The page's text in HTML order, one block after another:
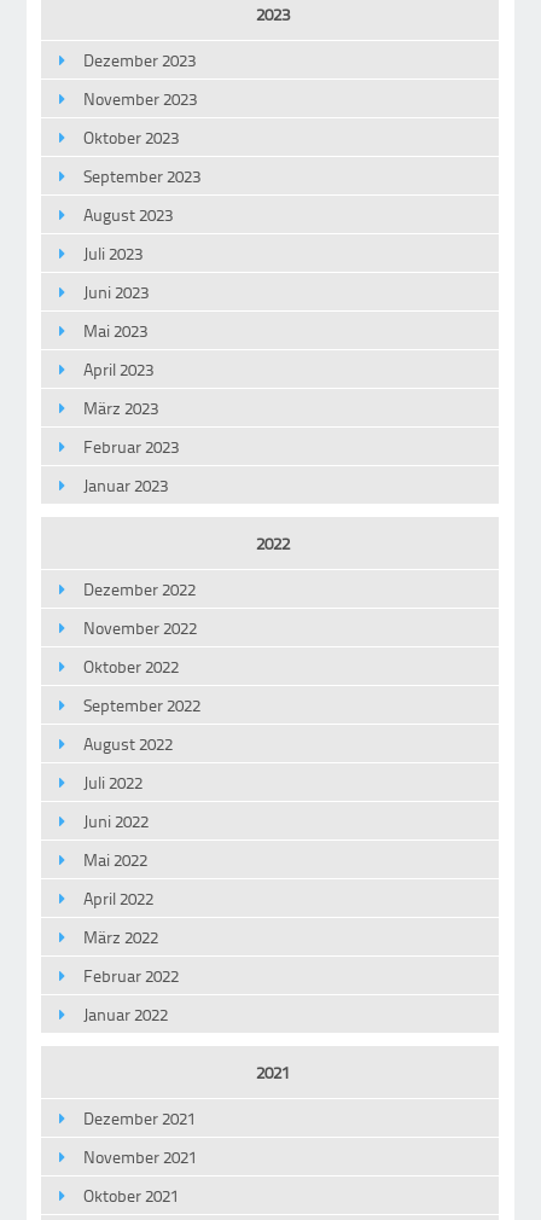
2023
Dezember 2023
November 2023
Oktober 2023
September 2023
August 2023
Juli 2023
Juni 2023
Mai 2023
April 2023
März 2023
Februar 2023
Januar 2023
2022
Dezember 2022
November 2022
Oktober 2022
September 2022
August 2022
Juli 2022
Juni 2022
Mai 2022
April 2022
März 2022
Februar 2022
Januar 2022
2021
Dezember 2021
November 2021
Oktober 2021